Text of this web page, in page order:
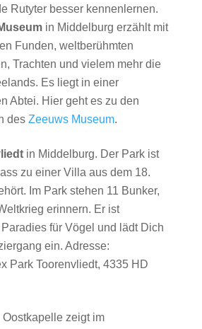
Rutyter besser kennenlernen.
in Middelburg erzählt mit
Funden, weltberühmten
Trachten und vielem mehr die
Es liegt in einer
Abtei. Hier geht es zu den
des Zeeuws Museum.
in Middelburg. Der Park ist
zu einer Villa aus dem 18.
Im Park stehen 11 Bunker,
erinnern. Er ist
für Vögel und lädt Dich
ein. Adresse:
Park Toorenvliedt, 4335 HD
Oostkapelle zeigt im